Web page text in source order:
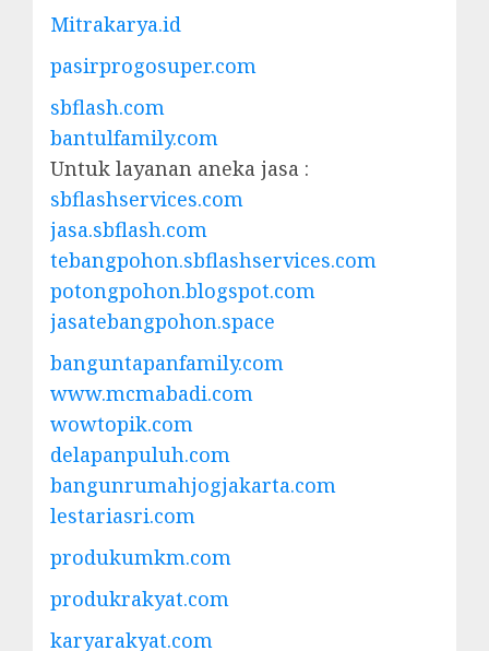
Mitrakarya.id
pasirprogosuper.com
sbflash.com
bantulfamily.com
Untuk layanan aneka jasa :
sbflashservices.com
jasa.sbflash.com
tebangpohon.sbflashservices.com
potongpohon.blogspot.com
jasatebangpohon.space
banguntapanfamily.com
www.mcmabadi.com
wowtopik.com
delapanpuluh.com
bangunrumahjogjakarta.com
lestariasri.com
produkumkm.com
produkrakyat.com
karyarakyat.com